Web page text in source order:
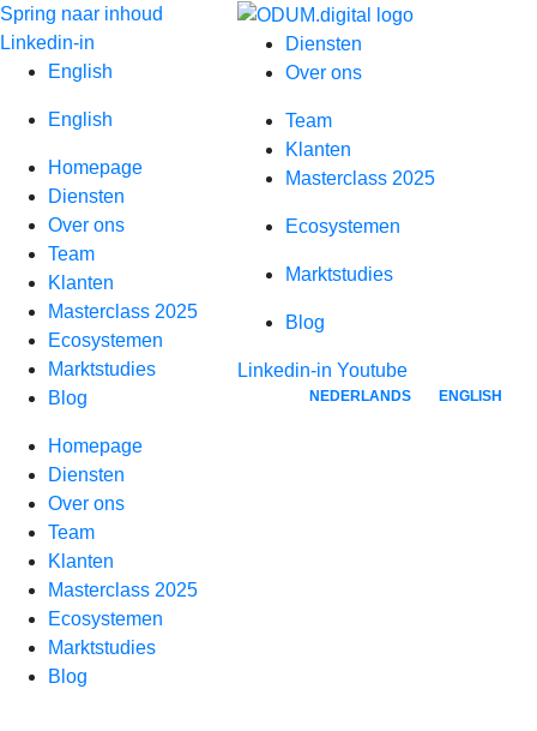
Spring naar inhoud
Diensten
Over ons
Team
Klanten
Masterclass 2025
Ecosystemen
Marktstudies
Blog
Linkedin-in Youtube
NEDERLANDS ENGLISH
Linkedin-in
English
English
Homepage
Diensten
Over ons
Team
Klanten
Masterclass 2025
Ecosystemen
Marktstudies
Blog
Homepage
Diensten
Over ons
Team
Klanten
Masterclass 2025
Ecosystemen
Marktstudies
Blog